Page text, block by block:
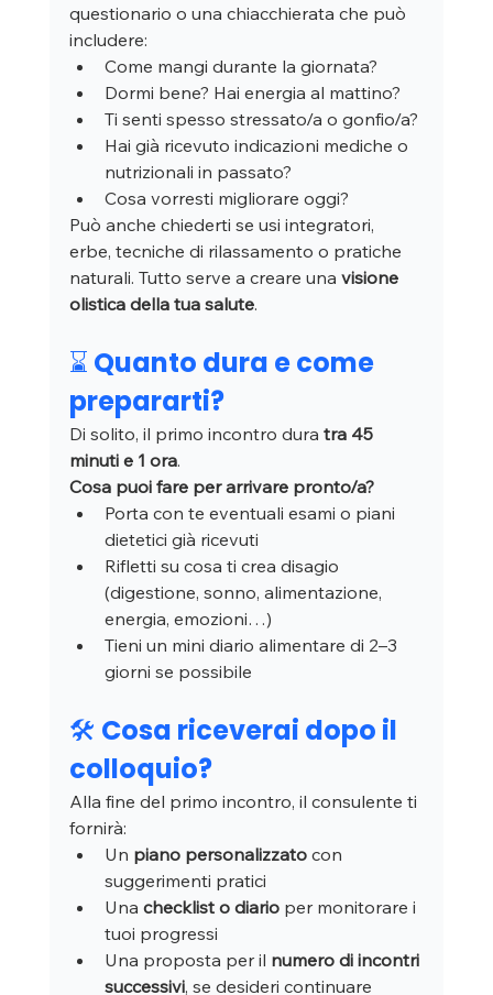
questionario o una chiacchierata che può
includere:
Come mangi durante la giornata?
Dormi bene? Hai energia al mattino?
Ti senti spesso stressato/a o gonfio/a?
Hai già ricevuto indicazioni mediche o
nutrizionali in passato?
Cosa vorresti migliorare oggi?
Può anche chiederti se usi integratori,
erbe, tecniche di rilassamento o pratiche
naturali. Tutto serve a creare una visione
olistica della tua salute.
⌛ Quanto dura e come
prepararti?
Di solito, il primo incontro dura tra 45
minuti e 1 ora.
Cosa puoi fare per arrivare pronto/a?
Porta con te eventuali esami o piani
dietetici già ricevuti
Rifletti su cosa ti crea disagio
(digestione, sonno, alimentazione,
energia, emozioni…)
Tieni un mini diario alimentare di 2–3
giorni se possibile
🛠️ Cosa riceverai dopo il
colloquio?
Alla fine del primo incontro, il consulente ti
fornirà:
Un piano personalizzato con
suggerimenti pratici
Una checklist o diario per monitorare i
tuoi progressi
Una proposta per il numero di incontri
successivi, se desideri continuare